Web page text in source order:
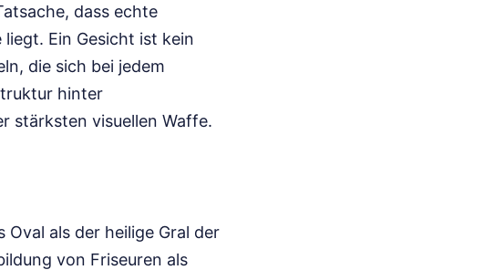
dass echte
Ein Gesicht ist kein
die sich bei jedem
hinter
stärksten visuellen Waffe.
als der heilige Gral der
von Friseuren als